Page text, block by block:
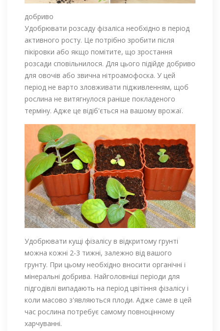
добриво
Удобрювати розсаду фізаліса необхідно в період
активного росту. Це потрібно зробити після
пікіровки або якщо помітите, що зростання
розсади сповільнилося. Для цього підійде добриво
для овочів або звична нітроамофоска. У цей
період не варто зловживати підживленням, щоб
рослина не витягнулося раніше покладеного
терміну. Адже це відіб'ється на вашому врожаї.
Удобрювати кущі фізалісу в відкритому грунті
можна кожні 2-3 тижні, залежно від вашого
грунту. При цьому необхідно вносити органічні і
мінеральні добрива. Найголовніші періоди для
підгодівлі випадають на період цвітіння фізалісу і
коли масово з'являються плоди. Адже саме в цей
час рослина потребує самому повноцінному
харчуванні.